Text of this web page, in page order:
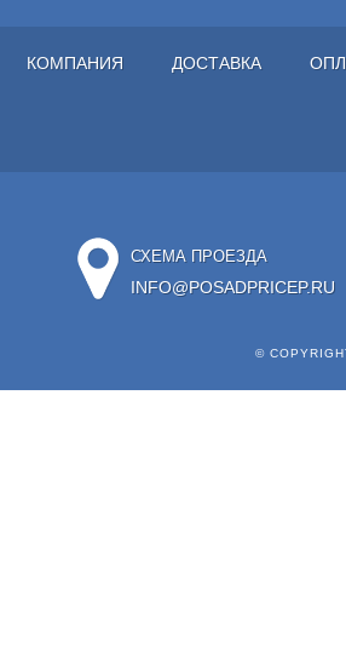
КОМПАНИЯ ДОСТАВКА
СХЕМА ПРОЕЗДА
INFO@POSADPRICEP.RU
©